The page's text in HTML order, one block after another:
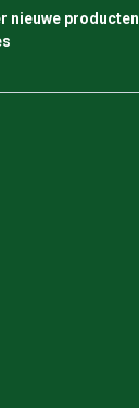
nieuwe producten